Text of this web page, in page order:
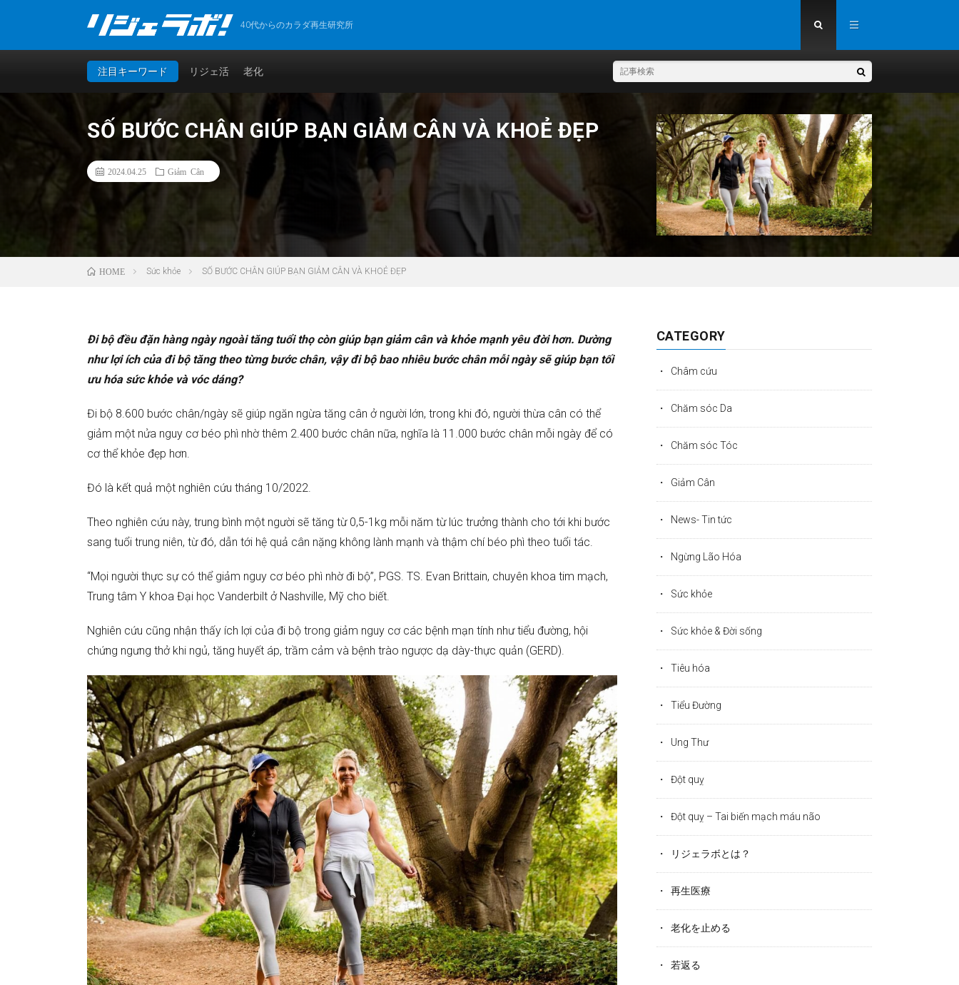
40代からのカラダ再生研究所
注目キーワード リジェ活 老化
SỐ BƯỚC CHÂN GIÚP BẠN GIẢM CÂN VÀ KHOẺ ĐẸP
2024.04.25 Giảm Cân
HOME Sức khỏe SỐ BƯỚC CHÂN GIÚP BẠN GIẢM CÂN VÀ KHOẺ ĐẸP
Đi bộ đều đặn hàng ngày ngoài tăng tuổi thọ còn giúp bạn giảm cân và khỏe mạnh yêu đời hơn. Dường
như lợi ích của đi bộ tăng theo từng bước chân, vậy đi bộ bao nhiêu bước chân mỗi ngày sẽ giúp bạn tối
ưu hóa sức khỏe và vóc dáng?
Đi bộ 8.600 bước chân/ngày sẽ giúp ngăn ngừa tăng cân ở người lớn, trong khi đó, người thừa cân có thể
giảm một nửa nguy cơ béo phì nhờ thêm 2.400 bước chân nữa, nghĩa là 11.000 bước chân mỗi ngày để có
cơ thể khỏe đẹp hơn.
Đó là kết quả một nghiên cứu tháng 10/2022.
Theo nghiên cứu này, trung bình một người sẽ tăng từ 0,5-1kg mỗi năm từ lúc trưởng thành cho tới khi bước
sang tuổi trung niên, từ đó, dẫn tới hệ quả cân nặng không lành mạnh và thậm chí béo phì theo tuổi tác.
“Mọi người thực sự có thể giảm nguy cơ béo phì nhờ đi bộ”, PGS. TS. Evan Brittain, chuyên khoa tim mạch,
Trung tâm Y khoa Đại học Vanderbilt ở Nashville, Mỹ cho biết.
Nghiên cứu cũng nhận thấy ích lợi của đi bộ trong giảm nguy cơ các bệnh mạn tính như tiểu đường, hội
chứng ngưng thở khi ngủ, tăng huyết áp, trầm cảm và bệnh trào ngược dạ dày-thực quản (GERD).
CATEGORY
Châm cứu
Chăm sóc Da
Chăm sóc Tóc
Giảm Cân
News- Tin tức
Ngừng Lão Hóa
Sức khỏe
Sức khỏe & Đời sống
Tiêu hóa
Tiểu Đường
Ung Thư
Đột quỵ
Đột quỵ – Tai biến mạch máu não
リジェラボとは？
再生医療
老化を止める
若返る